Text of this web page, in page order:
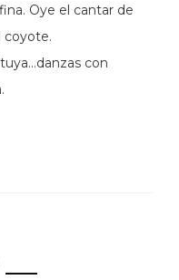
Oye el cantar de
coyote.
con